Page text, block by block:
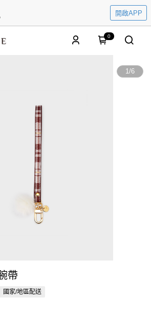
開啟APP
0
1/6
帶
國家/地區配送